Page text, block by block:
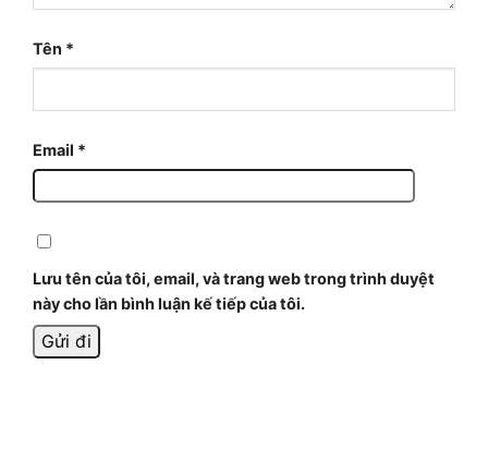
Tên *
Email *
Lưu tên của tôi, email, và trang web trong trình duyệt
này cho lần bình luận kế tiếp của tôi.